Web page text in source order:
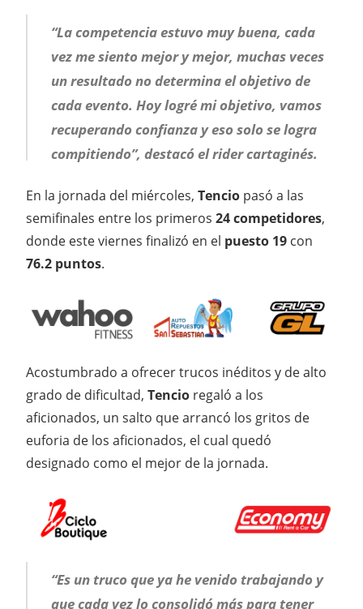
“La competencia estuvo muy buena, cada
vez me siento mejor y mejor, muchas veces
un resultado no determina el objetivo de
cada evento. Hoy logré mi objetivo, vamos
recuperando confianza y eso solo se logra
compitiendo”, destacó el rider cartaginés.
En la jornada del miércoles, Tencio pasó a las
semifinales entre los primeros 24 competidores,
donde este viernes finalizó en el puesto 19 con
76.2 puntos.
Acostumbrado a ofrecer trucos inéditos y de alto
grado de dificultad, Tencio regaló a los
aficionados, un salto que arrancó los gritos de
euforia de los aficionados, el cual quedó
designado como el mejor de la jornada.
“Es un truco que ya he venido trabajando y
que cada vez lo consolidó más para tener